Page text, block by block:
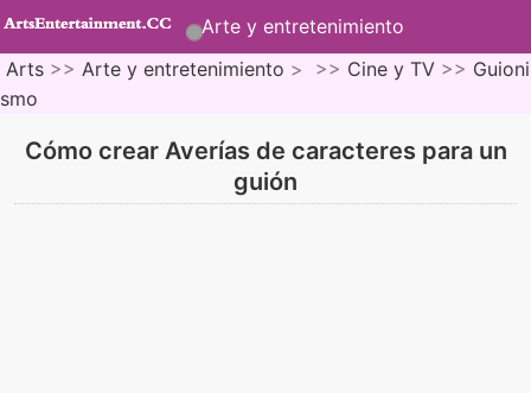
Arte y entretenimiento
Arts >> Arte y entretenimiento > >> Cine y TV >> Guioni
smo
Cómo crear Averías de caracteres para un
guión